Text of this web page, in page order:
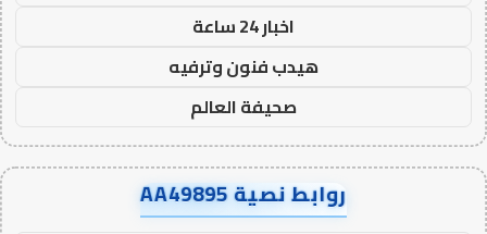
اخبار 24 ساعة
هيدب فنون وترفيه
صحيفة العالم
روابط نصية AA49895